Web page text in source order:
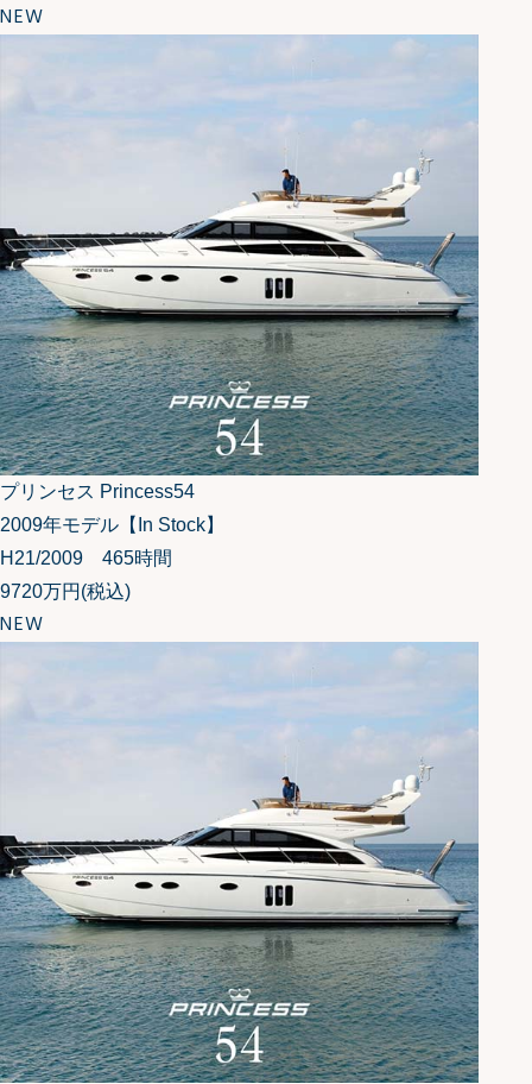
NEW
プリンセス Princess54
2009年モデル【In Stock】
H21/2009 465時間
9720万円 (税込)
NEW